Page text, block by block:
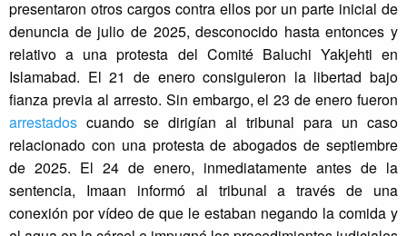
presentaron otros cargos contra ellos por un parte inicial de
denuncia de julio de 2025, desconocido hasta entonces y
relativo a una protesta del Comité Baluchi Yakjehti en
Islamabad. El 21 de enero consiguieron la libertad bajo
fianza previa al arresto. Sin embargo, el 23 de enero fueron
arrestados cuando se dirigían al tribunal para un caso
relacionado con una protesta de abogados de septiembre
de 2025. El 24 de enero, inmediatamente antes de la
sentencia, Imaan informó al tribunal a través de una
conexión por vídeo de que le estaban negando la comida y